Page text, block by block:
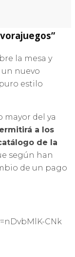
la mesa y
nuevo
estilo
mayor del ya
a los
de la
según han
de un pago
CNk